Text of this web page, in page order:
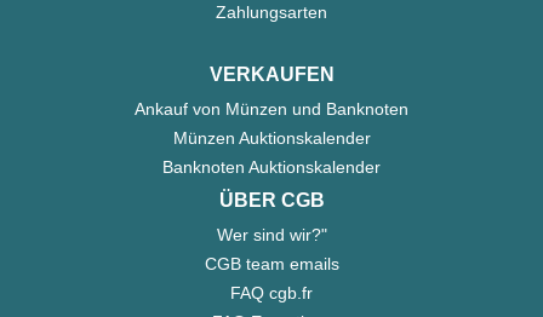
Zahlungsarten
VERKAUFEN
Ankauf von Münzen und Banknoten
Münzen Auktionskalender
Banknoten Auktionskalender
ÜBER CGB
Wer sind wir?"
CGB team emails
FAQ cgb.fr